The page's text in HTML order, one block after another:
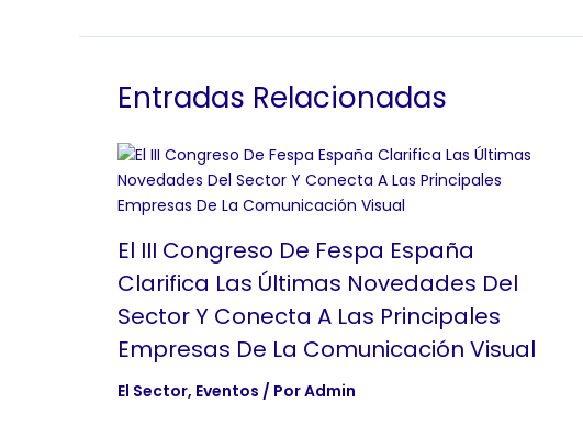
Entradas Relacionadas
El III Congreso De Fespa España
Clarifica Las Últimas Novedades Del
Sector Y Conecta A Las Principales
Empresas De La Comunicación Visual
El Sector, Eventos / PorAdmin